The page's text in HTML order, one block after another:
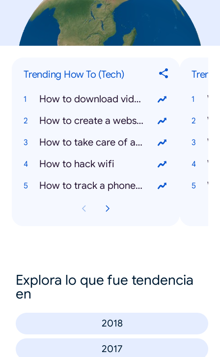
Trending How To (Tech)
How to download videos from YouTube
How to create a website
How to take care of a phone
How to hack wifi
How to track a phone number
Explora lo que fue tendencia
en
2018
2017